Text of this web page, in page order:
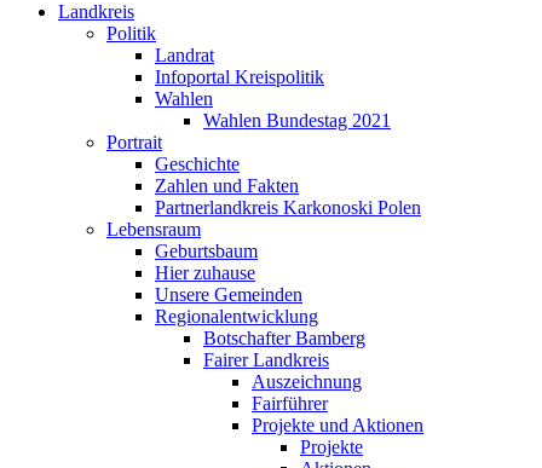
Landkreis
Politik
Landrat
Infoportal Kreispolitik
Wahlen
Wahlen Bundestag 2021
Portrait
Geschichte
Zahlen und Fakten
Partnerlandkreis Karkonoski Polen
Lebensraum
Geburtsbaum
Hier zuhause
Unsere Gemeinden
Regionalentwicklung
Botschafter Bamberg
Fairer Landkreis
Auszeichnung
Fairführer
Projekte und Aktionen
Projekte